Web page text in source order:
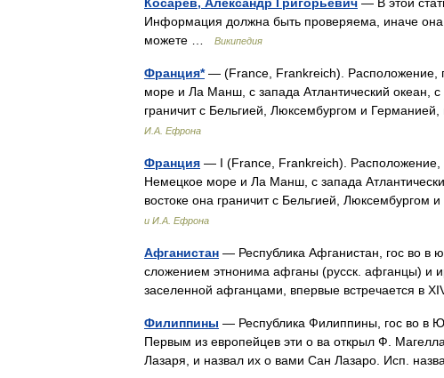
Информация должна быть проверяема, иначе
можете …
Википедия
Франция*— (France, Frankreich). Расположение,
море и Ла Манш, с запада Атлантический океан,
граничит с Бельгией, Люксембургом и
И.А. Ефрона
Франция — I (France, Frankreich). Расположение,
Немецкое море и Ла Манш, с запада
востоке она граничит с Бельгией,
и И.А. Ефрона
Афганистан — Республика Афганистан, гос во в
сложением этнонима афганы (русск. афганцы) и
заселенной афганцами, впервые встречается в
Филиппины — Республика Филиппины, гос во в
Первым из европейцев эти о ва открыл Ф.
Лазаря, и назвал их о вами Сан Лазаро. Исп.